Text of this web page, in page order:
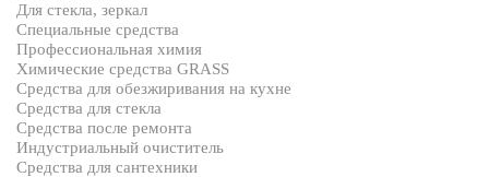
Для стекла, зеркал
Специальные средства
Профессиональная химия
Химические средства GRASS
Средства для обезжиривания на кухне
Средства для стекла
Средства после ремонта
Индустриальный очиститель
Средства для сантехники